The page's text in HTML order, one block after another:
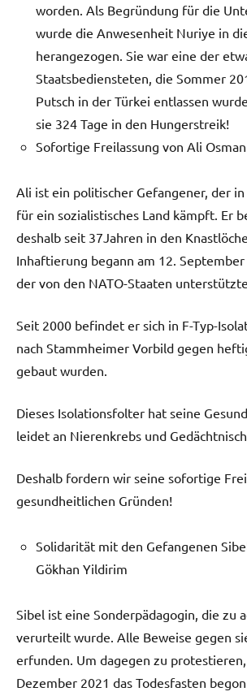
worden. Als Begründung für die
wurde die Anwesenheit Nuriye in
herangezogen. Sie war eine der
Staatsbediensteten, die Sommer
Putsch in der Türkei entlassen
sie 324 Tage in den Hungerstreik!
Sofortige Freilassung von Ali
Ali ist ein politischer Gefangener, der
für ein sozialistisches Land kämpft. Er
deshalb seit 37Jahren in den
Inhaftierung begann am 12.
der von den NATO-Staaten
Seit 2000 befindet er sich in F-Typ-
nach Stammheimer Vorbild gegen
gebaut wurden.
Dieses Isolationsfolter hat seine
leidet an Nierenkrebs und
Deshalb fordern wir seine sofortige
gesundheitlichen Gründen!
Solidarität mit den Gefangenen
Gökhan Yildirim
Sibel ist eine Sonderpädagogin, die zu
verurteilt wurde. Alle Beweise gegen
erfunden. Um dagegen zu protestieren,
Dezember 2021 das Todesfasten